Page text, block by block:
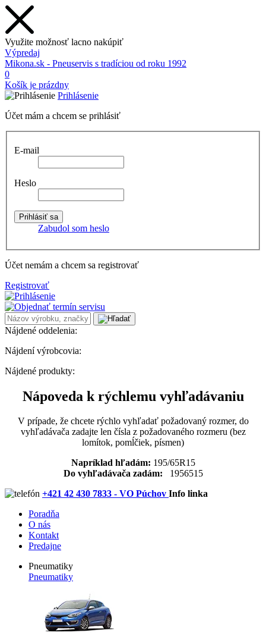
Využite možnosť lacno nakúpiť
Výpredaj
Mikona.sk - Pneuservis s tradíciou od roku 1992
0
Košík je prázdny
Prihlásenie
Účet mám a chcem se prihlásiť
E-mail
Heslo
Zabudol som heslo
Účet nemám a chcem sa registrovať
Registrovať
Nájdené oddelenia:
Nájdení výrobcovia:
Nájdené produkty:
Nápoveda k rýchlemu vyhľadávaniu
V prípade, že chcete rýchlo vyhľadať požadovaný rozmer, do
vyhľadávača zadajte len čísla z požadovaného rozmeru (bez
lomítok, pomĺčiek, písmen)
Napríklad hľadám: 195/65R15
Do vyhľadávača zadám: 1956515
+421 42 430 7833 - VO Púchov Info linka
Poradňa
O nás
Kontakt
Predajne
Pneumatiky
Pneumatiky